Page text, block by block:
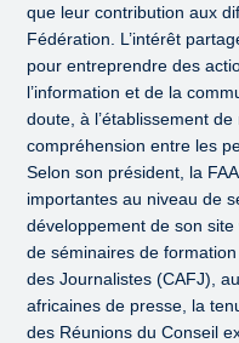
que leur contribution aux
Fédération. L’intérêt
pour entreprendre des
l’information et de la
doute, à l’établissement
compréhension entre les
Selon son président, la
importantes au niveau de
développement de son
de séminaires de
des Journalistes (CAFJ),
africaines de presse, la
des Réunions du Conseil